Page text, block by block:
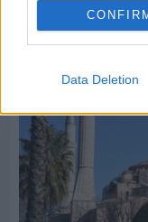
Data Deletion